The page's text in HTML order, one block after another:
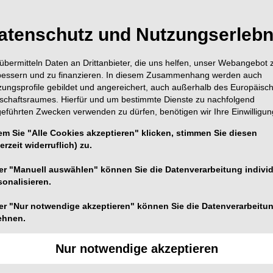
Kosten, Zeit und schafft die Bedingungen für
undDesinfektion.
ist das Vorhandensein von zu vielen Instrumenten.
und sicherzustellen, dass die Lager- und
Einpackbedingungen aufrechterhalten werden, sind
notwendig. Ein stark mit mikrobiologischem Material
sein als ein weniger kontaminierter
jeden Dekontaminationsverfahrens ist daher eine
einher- oder diesen vorausgehen sollte.
Sterilisation wird vom Design der verwendeten
Schattenwirkungen kommen, sodass die Instrumente
noch in einem Ultraschallbad richtig gereinigt
und
Daten an Drittanbieter, die uns helfen, unser Webangebot
und zu finanzieren. In diesem Zusammenhang werden auch
gebildet und angereichert, auch außerhalb des
Hierfür und um bestimmte Dienste zu nachfolgend
Zwecken verwenden zu dürfen, benötigen wir Ihre
Sie "Alle Cookies akzeptieren" klicken, stimmen Sie diesen
widerruflich) zu.
"Manuell auswählen" können Sie die Datenverarbeitung
"Nur notwendige akzeptieren" können Sie die
Nur notwendige akzeptieren